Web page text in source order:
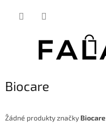
Biocare
Žádné produkty značky Biocare